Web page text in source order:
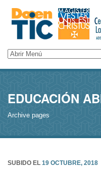
EDUCACIÓN
Archive pages
SUBIDO EL 19 OCTUBRE, 2018